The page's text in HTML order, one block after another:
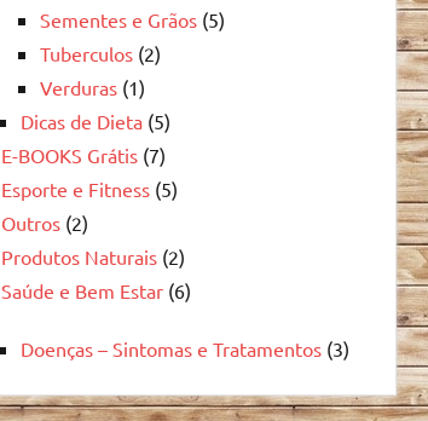
Sementes e Grãos (5)
Tuberculos (2)
Verduras (1)
Dicas de Dieta (5)
E-BOOKS Grátis (7)
Esporte e Fitness (5)
Outros (2)
Produtos Naturais (2)
Saúde e Bem Estar (6)
Doenças – Sintomas e Tratamentos (3)